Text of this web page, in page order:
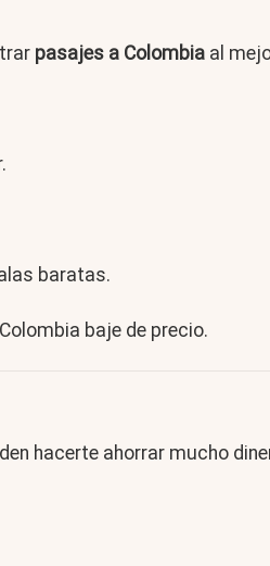
pasajes a Colombia al
baratas.
baje de precio.
hacerte ahorrar mucho